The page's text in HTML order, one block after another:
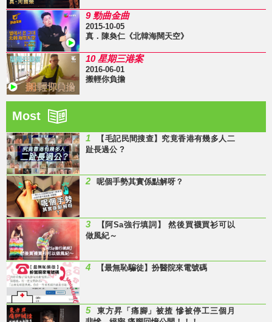
9 勁曲金曲
2015-10-05
真．陳奐仁《北韓海闊天空》
10 星期三港案
2016-06-01
搬輕你負擔
Most
1
【毛記民間搜查】究竟香港有幾多人二
趾長過公 ?
2 呢個手勢其實係點解呀？
3
【阿Sa強行填詞】 然後買襪買衫可以
做風紀～
4 【最無恥騙徒】扮醫院來電號碼
5
東方昇「痛腳」被揸 慘被停工三個月